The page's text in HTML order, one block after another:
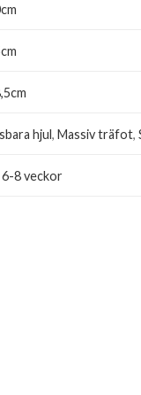
hjul,Massiv träfot,
6-8 veckor